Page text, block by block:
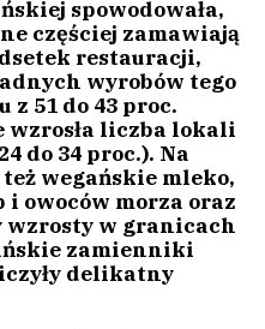
spowodowała,
częściej zamawiają
restauracji,
wyrobów tego
z 51 do 43 proc.
wzrosła liczba lokali
do 34 proc.). Na
wegańskie mleko,
owoców morza oraz
wzrosty w granicach
zamienniki
delikatny